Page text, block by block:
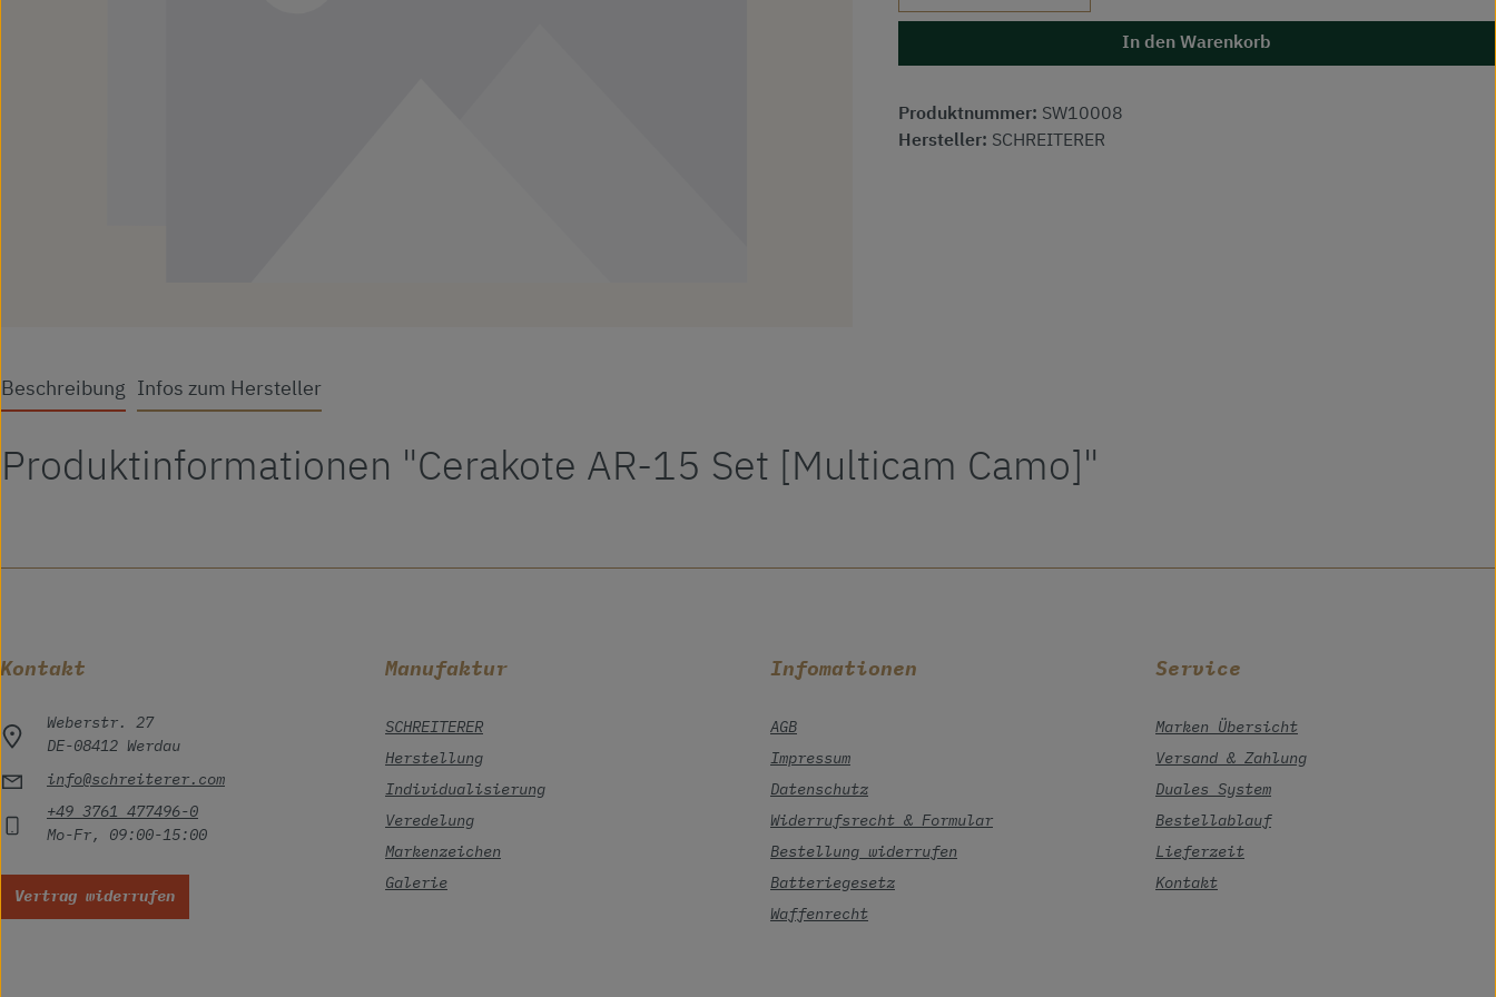
In den Warenkorb
Produktnummer: SW10008
Hersteller: SCHREITERER
Beschreibung Infos zum Hersteller
Produktinformationen "Cerakote AR-15 Set [Multicam Camo]"
Kontakt
Weberstr. 27
DE-08412 Werdau
info@schreiterer.com
+49 3761 477496-0
Mo-Fr, 09:00-15:00
Vertrag widerrufen
Manufaktur
SCHREITERER
Herstellung
Individualisierung
Veredelung
Markenzeichen
Galerie
Infomationen
AGB
Impressum
Datenschutz
Widerrufsrecht & Formular
Bestellung widerrufen
Batteriegesetz
Waffenrecht
Service
Marken Übersicht
Versand & Zahlung
Duales System
Bestellablauf
Lieferzeit
Kontakt